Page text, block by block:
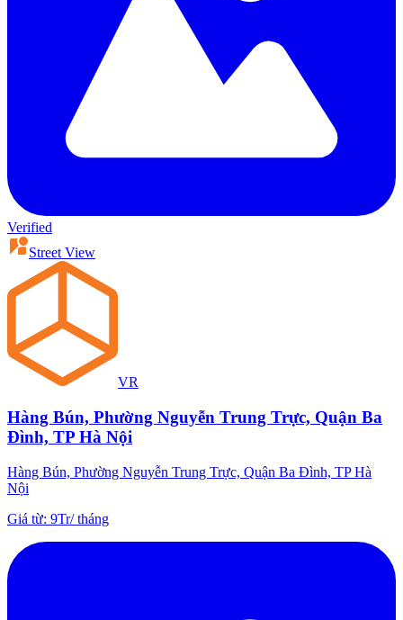
Verified
Street View
VR
Hàng Bún, Phường Nguyễn Trung Trực, Quận Ba
Đình, TP Hà Nội
Hàng Bún, Phường Nguyễn Trung Trực, Quận Ba Đình, TP Hà
Nội
Giá từ: 9Tr/tháng